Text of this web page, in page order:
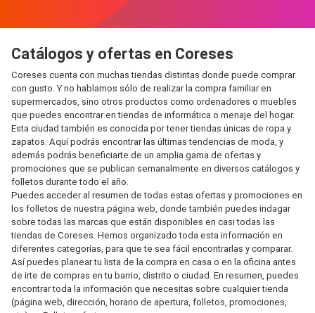
Catálogos y ofertas en Coreses
Coreses cuenta con muchas tiendas distintas donde puede comprar
con gusto. Y no hablamos sólo de realizar la compra familiar en
supermercados, sino otros productos como ordenadores o muebles
que puedes encontrar en tiendas de informática o menaje del hogar.
Esta ciudad también es conocida por tener tiendas únicas de ropa y
zapatos. Aquí podrás encontrar las últimas tendencias de moda, y
además podrás beneficiarte de un amplia gama de ofertas y
promociones que se publican semanalmente en diversos catálogos y
folletos durante todo el año.
Puedes acceder al resumen de todas estas ofertas y promociones en
los folletos de nuestra página web, donde también puedes indagar
sobre todas las marcas que están disponibles en casi todas las
tiendas de Coreses. Hemos organizado toda esta información en
diferentes categorías, para que te sea fácil encontrarlas y comparar.
Así puedes planear tu lista de la compra en casa o en la oficina antes
de irte de compras en tu barrio, distrito o ciudad. En resumen, puedes
encontrar toda la información que necesitas sobre cualquier tienda
(página web, dirección, horario de apertura, folletos, promociones,